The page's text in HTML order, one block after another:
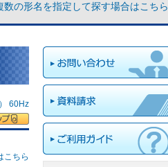
数の形名を指定して探す場合はこちら
60Hz
こちら